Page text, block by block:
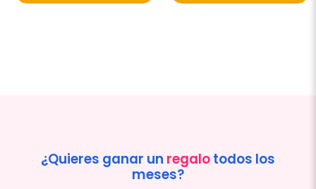
¿Quieres ganar un regalotodos los
meses?